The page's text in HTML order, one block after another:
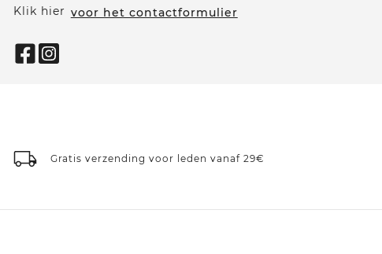
Klik hier voor het contactformulier
Gratis verzending voor leden vanaf 29€